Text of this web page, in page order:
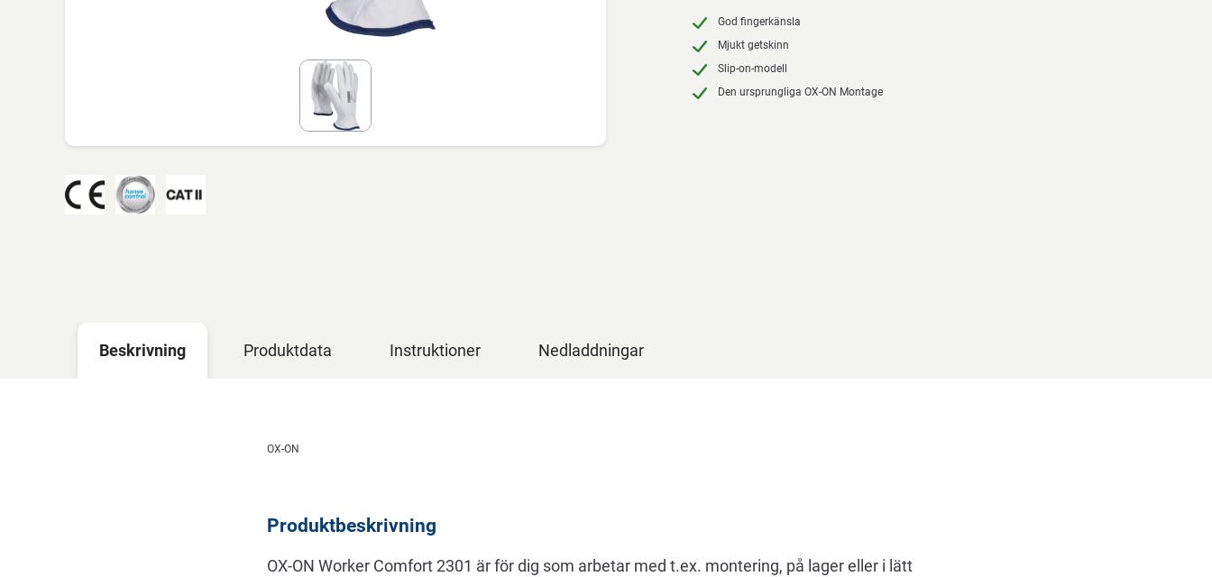
God fingerkänsla
Mjukt getskinn
Slip-on-modell
Den ursprungliga OX-ON Montage
Beskrivning Produktdata Instruktioner Nedladdningar
Beskrivning
OX-ON
Produktbeskrivning
OX-ON Worker Comfort 2301 är för dig som arbetar med t.ex. montering, på lager eller i lätt